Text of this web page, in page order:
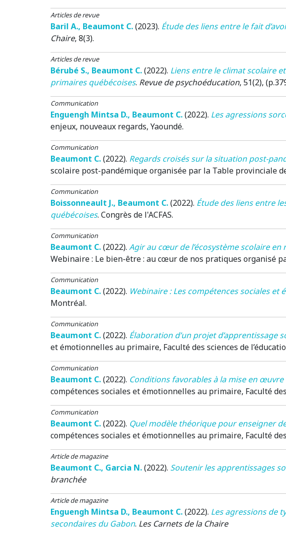
Articles de revue
Baril A., Beaumont C.(2023). Étude des liens entre le fait
Chaire, 8(3).
Articles de revue
Bérubé S., Beaumont C.(2022). Liens entre le climat scolaire
primaires québécoises. Revue de psychoéducation, 51(2),
Communication
Enguengh Mintsa D., Beaumont C.(2022). Les agressions
enjeux, nouveaux regards, Yaoundé.
Communication
Beaumont C.(2022). Regards croisés sur la situation post-
scolaire post-pandémique organisée par la Table provinciale
Communication
Boissonneault J., Beaumont C.(2022). Étude des liens entre
québécoises. Congrès de l'ACFAS.
Communication
Beaumont C.(2022). Agir au cœur de l’écosystème scolaire
Webinaire : Le bien-être : au cœur de nos pratiques organisé
Communication
Beaumont C.(2022). Webinaire : Les compétences sociales
Montréal.
Communication
Beaumont C.(2022). Élaboration d’un projet d’apprentissage
et émotionnelles au primaire, Faculté des sciences de
Communication
Beaumont C.(2022). Conditions favorables à la mise en
compétences sociales et émotionnelles au primaire, Faculté
Communication
Beaumont C.(2022). Quel modèle théorique pour enseigner
compétences sociales et émotionnelles au primaire, Faculté
Article de magazine
Beaumont C., Garcia N.(2022). Soutenir les apprentissages
branchée
Article de magazine
Enguengh Mintsa D., Beaumont C.(2022). Les agressions de
secondaires du Gabon. Les Carnets de la Chaire